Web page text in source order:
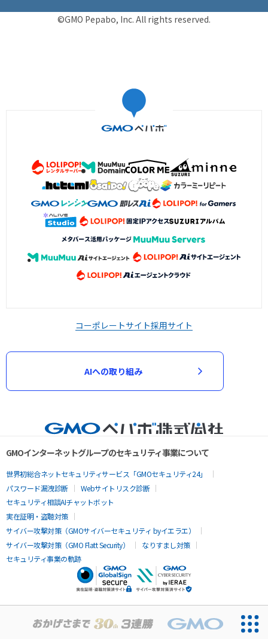
©GMO Pepabo, Inc. All rights reserved.
コーポレートサイト採用サイト
AIへの取り組み
GMOインターネットグループのセキュリティ事業について
世界初総合ネットセキュリティサービス「GMOセキュリティ24」
パスワード漏洩診断
Webサイトリスク診断
セキュリティ相談AIチャットボット
実在証明・盗聴対策
サイバー攻撃対策（GMOサイバーセキュリティ byイエラエ）
サイバー攻撃対策（GMO Flatt Security）
なりすまし対策
セキュリティ事業の軌跡